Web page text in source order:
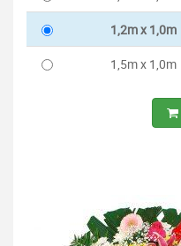
1,2m x 1,0m
1,5m x 1,0m